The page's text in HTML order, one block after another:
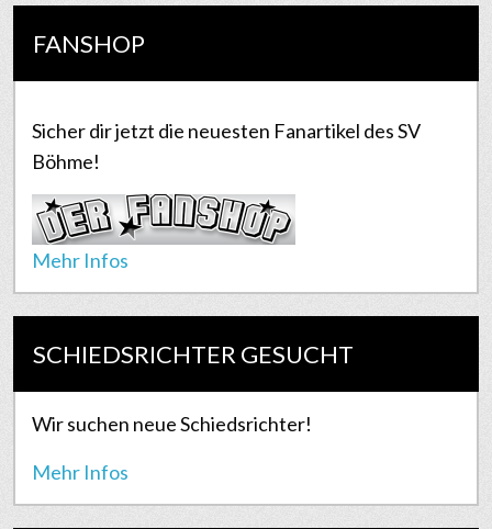
FANSHOP
Sicher dir jetzt die neuesten Fanartikel des SV
Böhme!
Mehr Infos
SCHIEDSRICHTER GESUCHT
Wir suchen neue Schiedsrichter!
Mehr Infos